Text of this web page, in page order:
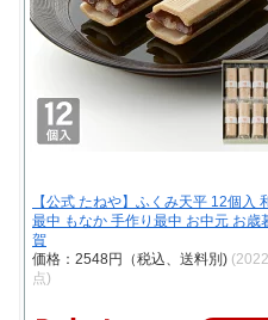
【公式 たねや】ふくみ天平 12個入
最中 もなか 手作り最中 お中元 お歳
賀
価格：2548円（税込、送料別)
点)